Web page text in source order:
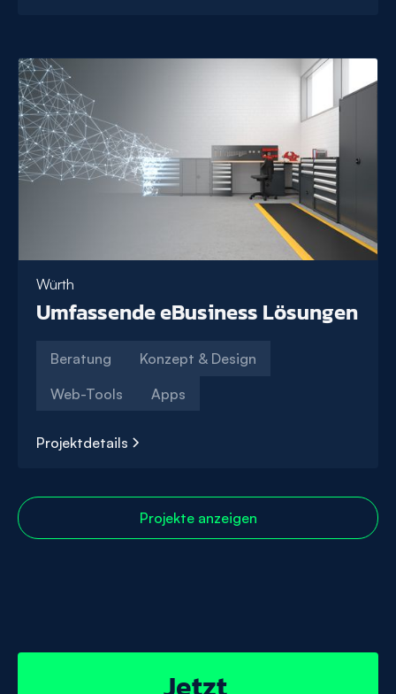
Würth
Umfassende eBusiness Lösungen
Beratung
Konzept & Design
Web-Tools
Apps
Projektdetails
eBusiness
Lösungen
Projekte anzeigen